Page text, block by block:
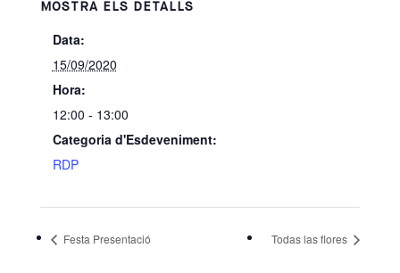
MOSTRA ELS DETALLS
Data:
15/09/2020
Hora:
12:00 - 13:00
Categoria d'Esdeveniment:
RDP
Festa Presentació Todas las flores